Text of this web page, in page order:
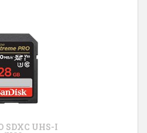
SDXC UHS-I